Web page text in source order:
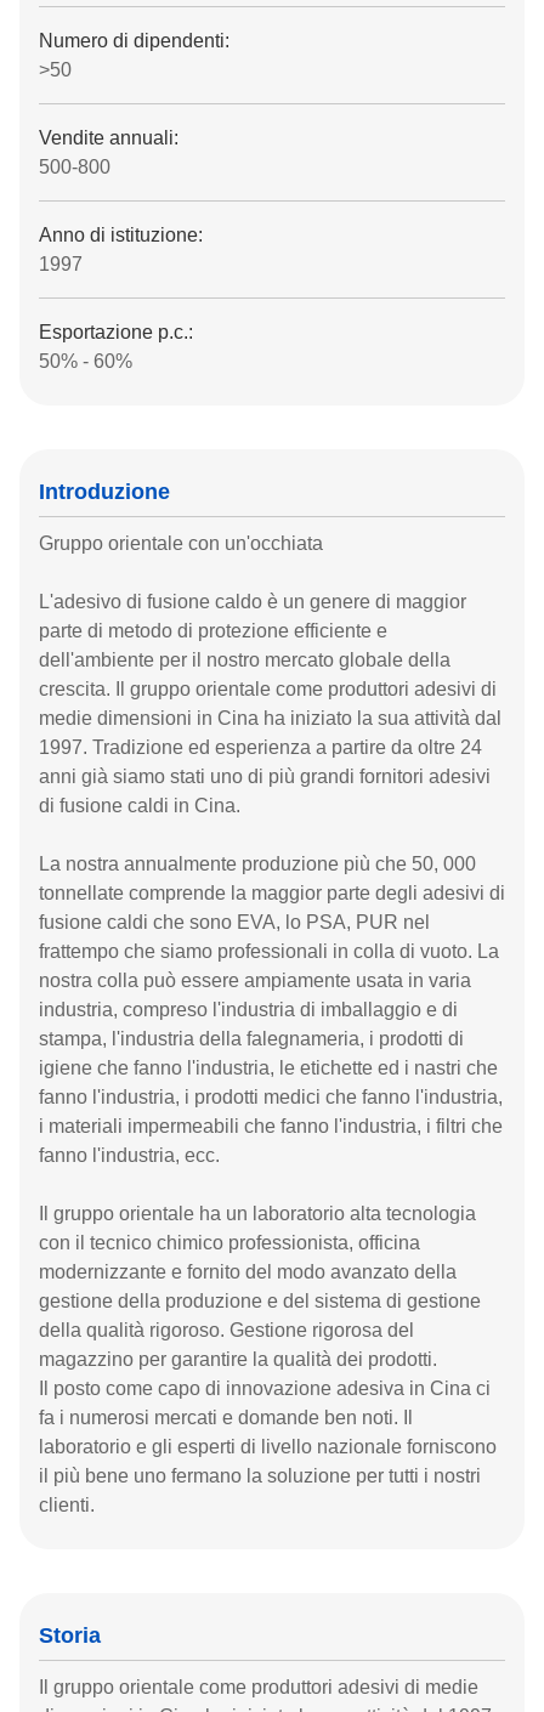
Numero di dipendenti:
>50
Vendite annuali:
500-800
Anno di istituzione:
1997
Esportazione p.c.:
50% - 60%
Introduzione
Gruppo orientale con un'occhiata
L'adesivo di fusione caldo è un genere di maggior
parte di metodo di protezione efficiente e
dell'ambiente per il nostro mercato globale della
crescita. Il gruppo orientale come produttori adesivi di
medie dimensioni in Cina ha iniziato la sua attività dal
1997. Tradizione ed esperienza a partire da oltre 24
anni già siamo stati uno di più grandi fornitori adesivi
di fusione caldi in Cina.
La nostra annualmente produzione più che 50, 000
tonnellate comprende la maggior parte degli adesivi di
fusione caldi che sono EVA, lo PSA, PUR nel
frattempo che siamo professionali in colla di vuoto. La
nostra colla può essere ampiamente usata in varia
industria, compreso l'industria di imballaggio e di
stampa, l'industria della falegnameria, i prodotti di
igiene che fanno l'industria, le etichette ed i nastri che
fanno l'industria, i prodotti medici che fanno l'industria,
i materiali impermeabili che fanno l'industria, i filtri che
fanno l'industria, ecc.
Il gruppo orientale ha un laboratorio alta tecnologia
con il tecnico chimico professionista, officina
modernizzante e fornito del modo avanzato della
gestione della produzione e del sistema di gestione
della qualità rigoroso. Gestione rigorosa del
magazzino per garantire la qualità dei prodotti.
Il posto come capo di innovazione adesiva in Cina ci
fa i numerosi mercati e domande ben noti. Il
laboratorio e gli esperti di livello nazionale forniscono
il più bene uno fermano la soluzione per tutti i nostri
clienti.
Storia
Il gruppo orientale come produttori adesivi di medie